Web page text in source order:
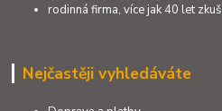
rodinná firma, více jak 40 let
Nejčastěji vyhledáváte